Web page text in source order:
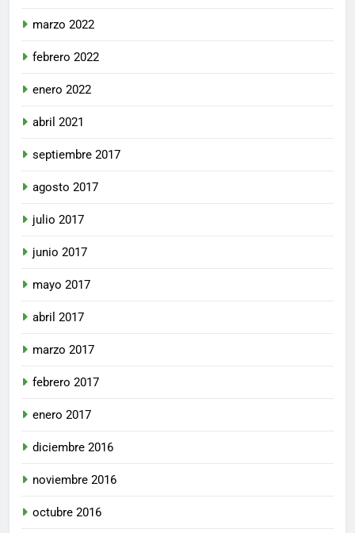
marzo 2022
febrero 2022
enero 2022
abril 2021
septiembre 2017
agosto 2017
julio 2017
junio 2017
mayo 2017
abril 2017
marzo 2017
febrero 2017
enero 2017
diciembre 2016
noviembre 2016
octubre 2016